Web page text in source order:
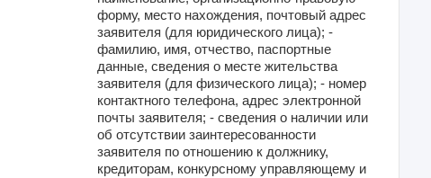
форму, место нахождения, почтовый адрес
заявителя (для юридического лица); -
фамилию, имя, отчество, паспортные
данные, сведения о месте жительства
заявителя (для физического лица); - номер
контактного телефона, адрес электронной
почты заявителя; - сведения о наличии или
об отсутствии заинтересованности
заявителя по отношению к должнику,
кредиторам, конкурсному управляющему и